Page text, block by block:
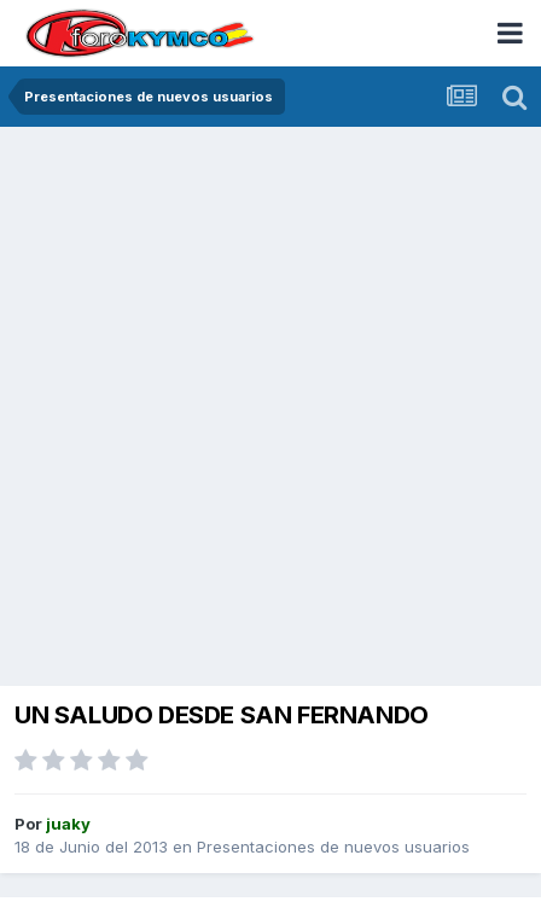
Presentaciones de nuevos usuarios
UN SALUDO DESDE SAN FERNANDO
Por juaky
18 de Junio del 2013 en Presentaciones de nuevos usuarios